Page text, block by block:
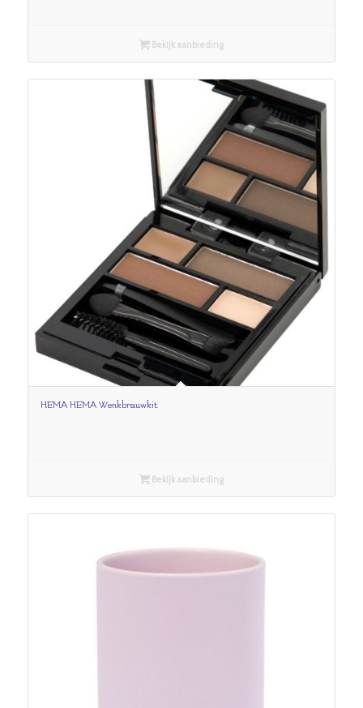
Bekijk aanbieding
HEMA HEMA Wenkbrauwkit
Bekijk aanbieding